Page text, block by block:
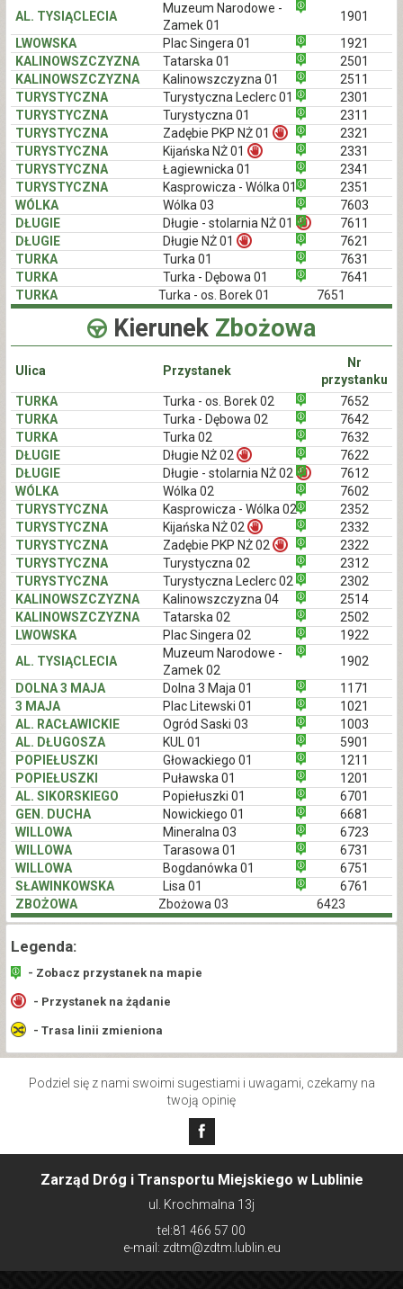
AL. TYSIĄCLECIA
Muzeum Narodowe -
Zamek 01
1901
LWOWSKA
Plac Singera 01
1921
KALINOWSZCZYZNA
Tatarska 01
2501
KALINOWSZCZYZNA
Kalinowszczyzna 01
2511
TURYSTYCZNA
Turystyczna Leclerc 01
2301
TURYSTYCZNA
Turystyczna 01
2311
TURYSTYCZNA
Zadębie PKP NŻ 01
2321
TURYSTYCZNA
Kijańska NŻ 01
2331
TURYSTYCZNA
Łagiewnicka 01
2341
TURYSTYCZNA
Kasprowicza - Wólka 01
2351
WÓLKA
Wólka 03
7603
DŁUGIE
Długie - stolarnia NŻ 01
7611
DŁUGIE
Długie NŻ 01
7621
TURKA
Turka 01
7631
TURKA
Turka - Dębowa 01
7641
TURKA
Turka - os. Borek 01 7651
Kierunek Zbożowa
Ulica Przystanek
Nr
przystanku
TURKA
Turka - os. Borek 02
7652
TURKA
Turka - Dębowa 02
7642
TURKA
Turka 02
7632
DŁUGIE
Długie NŻ 02
7622
DŁUGIE
Długie - stolarnia NŻ 02
7612
WÓLKA
Wólka 02
7602
TURYSTYCZNA
Kasprowicza - Wólka 02
2352
TURYSTYCZNA
Kijańska NŻ 02
2332
TURYSTYCZNA
Zadębie PKP NŻ 02
2322
TURYSTYCZNA
Turystyczna 02
2312
TURYSTYCZNA
Turystyczna Leclerc 02
2302
KALINOWSZCZYZNA
Kalinowszczyzna 04
2514
KALINOWSZCZYZNA
Tatarska 02
2502
LWOWSKA
Plac Singera 02
1922
AL. TYSIĄCLECIA
Muzeum Narodowe -
Zamek 02
1902
DOLNA 3 MAJA
Dolna 3 Maja 01
1171
3 MAJA
Plac Litewski 01
1021
AL. RACŁAWICKIE
Ogród Saski 03
1003
AL. DŁUGOSZA
KUL 01
5901
POPIEŁUSZKI
Głowackiego 01
1211
POPIEŁUSZKI
Puławska 01
1201
AL. SIKORSKIEGO
Popiełuszki 01
6701
GEN. DUCHA
Nowickiego 01
6681
WILLOWA
Mineralna 03
6723
WILLOWA
Tarasowa 01
6731
WILLOWA
Bogdanówka 01
6751
SŁAWINKOWSKA
Lisa 01
6761
ZBOŻOWA
Zbożowa 03 6423
Legenda:
- Zobacz przystanek na mapie
- Przystanek na żądanie
- Trasa linii zmieniona
Podziel się z nami swoimi sugestiami i uwagami, czekamy na
twoją opinię
Zarząd Dróg i Transportu Miejskiego w Lublinie
ul. Krochmalna 13j
tel:81 466 57 00
e-mail: zdtm@zdtm.lublin.eu